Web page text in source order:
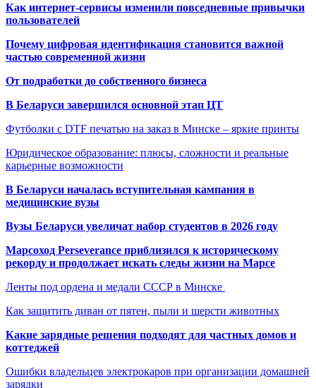
Как интернет-сервисы изменили повседневные привычки
пользователей
Почему цифровая идентификация становится важной
частью современной жизни
От подработки до собственного бизнеса
В Беларуси завершился основной этап ЦТ
Футболки с DTF печатью на заказ в Минске – яркие принты
Юридическое образование: плюсы, сложности и реальные
карьерные возможности
В Беларуси началась вступительная кампания в
медицинские вузы
Вузы Беларуси увеличат набор студентов в 2026 году
Марсоход Perseverance приблизился к историческому
рекорду и продолжает искать следы жизни на Марсе
Ленты под ордена и медали СССР в Минске
Как защитить диван от пятен, пыли и шерсти животных
Какие зарядные решения подходят для частных домов и
коттеджей
Ошибки владельцев электрокаров при организации домашней
зарядки